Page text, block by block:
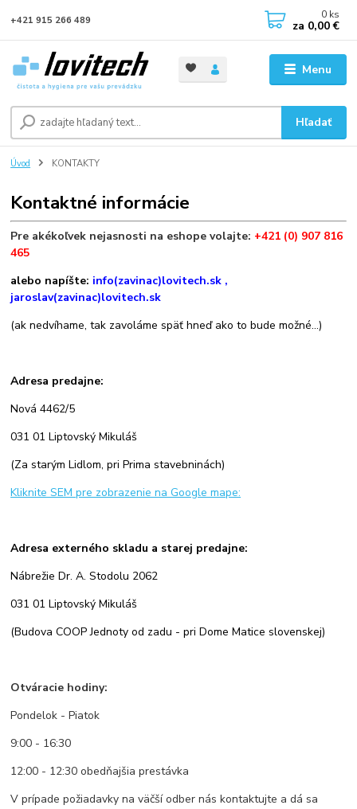
Menu
Hľadať
+421 915 266 489 0 ks
za 0,00 €
Úvod KONTAKTY
Kontaktné informácie
Pre akékoľvek nejasnosti na eshope volajte: +421 (0) 907 816
465
alebo napíšte: info(zavinac)lovitech.sk ,
jaroslav(zavinac)lovitech.sk
(ak nedvíhame, tak zavoláme späť hneď ako to bude možné...)
Adresa predajne:
Nová 4462/5
031 01 Liptovský Mikuláš
(Za starým Lidlom, pri Prima stavebninách)
Kliknite SEM pre zobrazenie na Google mape:
Adresa externého skladu a starej predajne:
Nábrežie Dr. A. Stodolu 2062
031 01 Liptovský Mikuláš
(Budova COOP Jednoty od zadu - pri Dome Matice slovenskej)
Otváracie hodiny:
Pondelok - Piatok
9:00 - 16:30
12:00 - 12:30 obedňajšia prestávka
V prípade požiadavky na väčší odber nás kontaktujte a dá sa